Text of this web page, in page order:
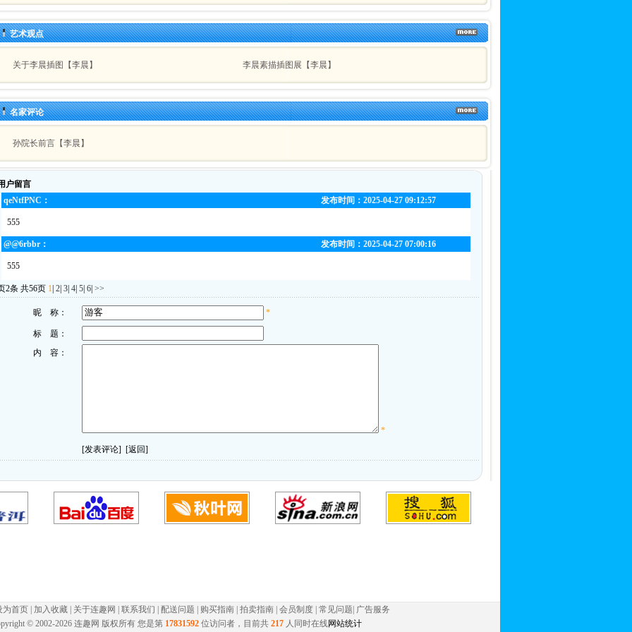
艺术观点
关于李晨插图【李晨】 李晨素描插图展【李晨】
名家评论
孙院长前言【李晨】
留言
qeNtfPNC：
发布时间：2025-04-27 09:12:57
555
@@6rbbr： 发布时间：2025-04-27 07:00:16
555
2条 共56页 1 2 3 4 5 6 >>
昵 称： *
标 题：
内 容：
*
[发表评论] [返回]
为首页 加入收藏 关于连趣网 联系我们 配送问题 购买指南 拍卖指南 会员制度 常见问题 广告服务
© 2002-2026 连趣网 版权所有 您是第 17831592 位访问者，目前共 217 人同时在线网站统计